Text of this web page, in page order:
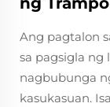
Ang pagtalon
sa pagsigla ng
nagbubunga
kasukasuan.